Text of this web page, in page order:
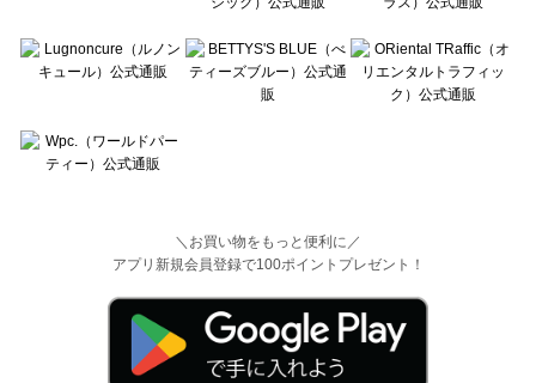
＼お買い物をもっと便利に／
アプリ新規会員登録で100ポイントプレゼント！